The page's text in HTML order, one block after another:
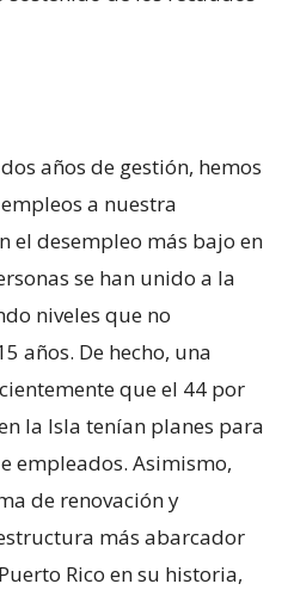
años de gestión, hemos
a nuestra
el desempleo más bajo en
se han unido a la
niveles que no
años. De hecho, una
que el 44 por
la Isla tenían planes para
empleados. Asimismo,
de renovación y
más abarcador
Rico en su historia,